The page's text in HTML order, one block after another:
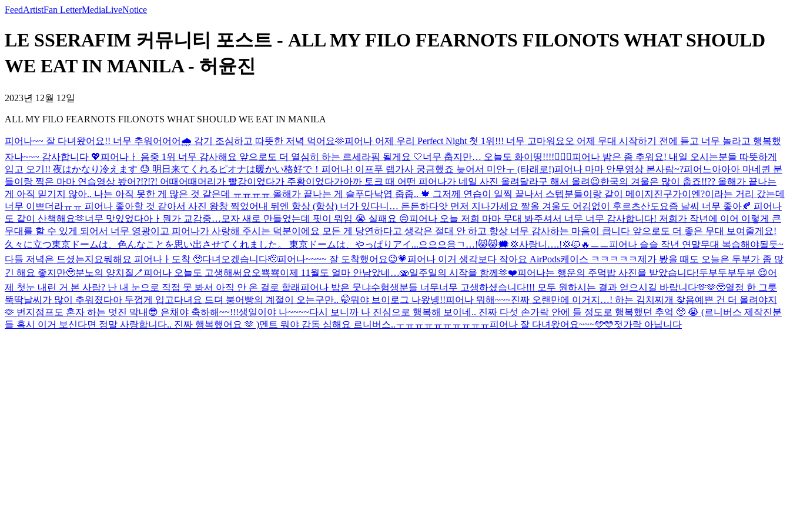
FeedArtistFan LetterMediaLiveNotice
LE SSERAFIM 커뮤니티 포스트 - ALL MY FILO FEARNOTS FILONOTS WHAT SHOULD
WE EAT IN MANILA - 허윤진
2023년 12월 12일
ALL MY FILO FEARNOTS FILONOTS WHAT SHOULD WE EAT IN MANILA
피어나~~ 잘 다녀왔어요!! 너무 추워어어어🌧️ 감기 조심하고 따뜻한 저녁 먹어요🫶피어나 어제 우리 Perfect Night 첫 1위!!! 너무 고마워요오 어제 무대 시작하기 전에 듣고 너무 놀라고 행복했
자나~~~ 감사합니다 💖​피어나ㅏ 음중 1위 너무 감사해요 앞으로도 더 열심히 하는 르세라핌 될게요 🤍너무 춥지만… 오늘도 화이띵!!!!❤️‍🔥💪피어나 밤은 좀 추워요! 내일 오시는분들 따뜻하게
입고 오기!! 夜はかなり冷えます 😓 明日来てくれるピオナは暖かい格好で！ 피어나! 이프푸 랩가사 궁금했죠 늦어서 미안ㅜ (타래로!)피어나 마마 안무영상 본사람~?피어느아아아 마네퀸 분
들이랑 찍은 마마 연습영상 봤어?!?!?! 어때어때 머리가 빨강이었다가 주황이었다가아까 토크 때 어떤 피어나가 네일 사진 올려달라구 해서 올려😉한국의 겨울은 많이 춥죠!!?? 올해가 끝나는
게 아직 믿기지 않아.. 나는 아직 못한 게 많은 것 같은데 ㅠㅠㅠㅠ 올해가 끝나는 게 슬푸다낙엽 줍줍.. 🍁​ 그저께 연습이 일찍 끝나서 스텝분들이랑 같이 메이지진구가이엔?이라는 거리 갔는데
너무 이쁘더라ㅠㅠ 피어나 좋아할 것 같아서 사진 왕창 찍었어 내 뒤엔 항상 (항상) 너가 있다니… 든든하다앗 먼저 지나가세요 짤올 겨울도 어김없이 후르츠산도 요즘 날씨 너무 좋아🍂 피어나
도 같이 산책해요🫶너무 맛있었다아ㅏ 뭔가 교감중… 모자 새로 만들었는데 핏이 뭐임 😭 실패요 😔피어나 오늘 저희 마마 무대 봐주셔서 너무 너무 감사합니다! 저희가 작년에 이어 이렇게 큰
무대를 할 수 있게 되어서 너무 영광이고 피어나가 사랑해 주시는 덕분이에요 모든 게 당연하다고 생각은 절대 안 하고 항상 너무 감사하는 마음이 큽니다 앞으로도 더 좋은 무대 보여줄게요!
久々に立つ東京ドームは、色んなことを思い出させてくれました。 東京ドームは、やっぱりアイ...으으으응ㄱ…!😾😾🗯️💢사랑니….!💢😾🔥ㅡㅡ피어나 슬슬 작년 연말무대 복습해야될듯~
다들 저녁은 드셨는지요뭐해요 피어나ㅏ 도착 🥹다녀오겠습니다🫡피어나~~~~ 잘 도착했어요😉💗피어나 이거 생각보다 작아요 AirPods케이스 ㅋㅋㅋㅋㅋ제가 봤을 때도 오늘은 두부가 좀 많
긴 해요 좋지만🥹분노의 양치질🪥피어나 오늘도 고생해써요오뾱뾱이제 11월도 얼마 안남았네…🫨일주일의 시작을 함께🫶❤️피어나는 행운의 주먹밥 사진을 받았습니다!두부두부두부 😌어
제 첫눈 내린 거 본 사람? 난 내 눈으로 직접 못 봐서 아직 안 온 걸로 할래 피어나 밥은 뭇냐수험생분들 너무너무 고생하셨습니다!!! 모두 원하시는 결과 얻으시길 바랍니다🫶🫶🥹열정 한 그릇
뚝딱날씨가 많이 추워졌다아 두껍게 입고다녀요 드뎌 붕어빵의 계절이 오는구만.. 🤭뭐야 브이로그 나왔넹!!피어나 뭐해~~~진짜 오랜만에 이거지…! 하는 김치찌개 찾음예쁜 건 더 올려야지
🫶 번지점프도 혼자 하는 멋진 막내😎 은채야 축하해~~!!!생일이야 나~~~~다시 보니까 나 진심으로 행복해 보이네.. 진짜 다섯 손가락 안에 들 정도로 행복했던 추억 🥺 😭 (르니버스 제작진분
들 혹시 이거 보신다면 정말 사랑합니다.. 진짜 행복했어요 🫶 )멘트 뭐야 감동 심해요 르니버스..ㅜㅠㅠㅠㅠㅠㅠㅠㅠㅠ피어나 잘 다녀왔어요~~~🩵🩵젓가락 아닙니다